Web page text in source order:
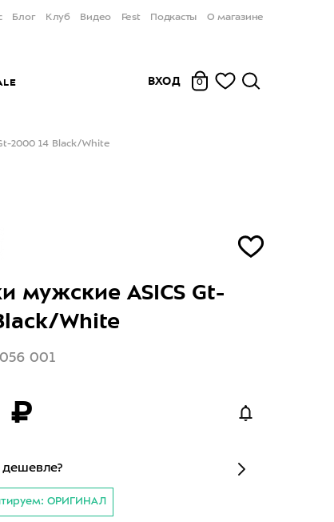
Блог Клуб Видео Fest Подкасты О магазине
ВХОД 0
2000 14 Black/White
мужские ASICS Gt-
White
001
₽
ОРИГИНАЛ